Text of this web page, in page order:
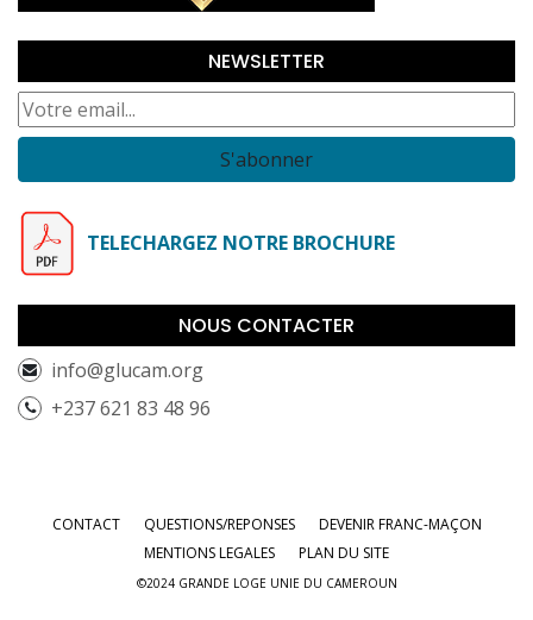
NEWSLETTER
S'abonner
TELECHARGEZ NOTRE BROCHURE
NOUS CONTACTER
info@glucam.org
+237 621 83 48 96
CONTACT QUESTIONS/REPONSES
DEVENIR FRANC-MAÇON
MENTIONS LEGALES
PLAN DU SITE
©2024 GRANDE LOGE UNIE DU CAMEROUN